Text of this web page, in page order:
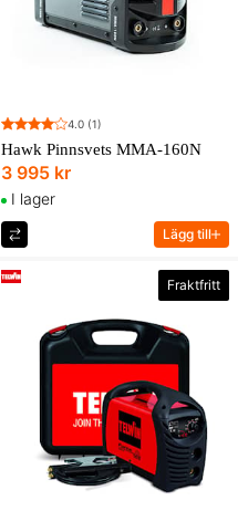
4.0 (1)
Hawk Pinnsvets MMA-160N
3 995 kr
I lager
Lägg till
Fraktfritt